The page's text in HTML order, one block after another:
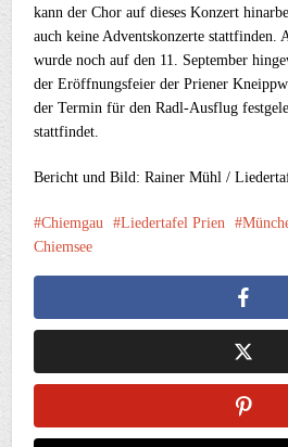
kann der Chor auf dieses Konzert
auch keine Adventskonzerte stattfinden.
wurde noch auf den 11. September
der Eröffnungsfeier der Priener
der Termin für den Radl-Ausflug
stattfindet.
Bericht und Bild: Rainer Mühl /
Chiemgau Liedertafel Prien
Chiemsee